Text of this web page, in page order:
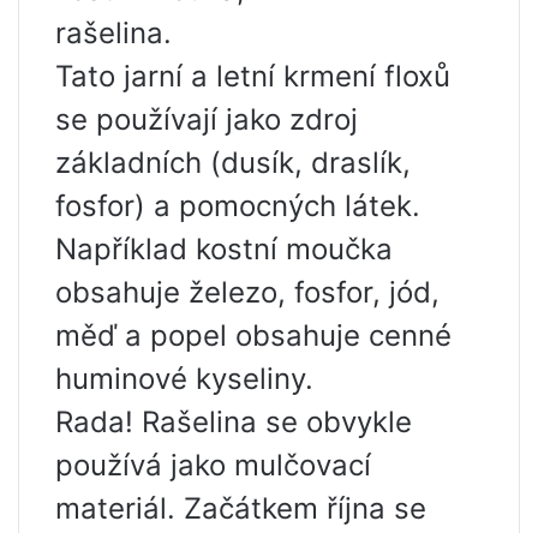
rašelina.
Tato jarní a letní krmení floxů
se používají jako zdroj
základních (dusík, draslík,
fosfor) a pomocných látek.
Například kostní moučka
obsahuje železo, fosfor, jód,
měď a popel obsahuje cenné
huminové kyseliny.
Rada! Rašelina se obvykle
používá jako mulčovací
materiál. Začátkem října se